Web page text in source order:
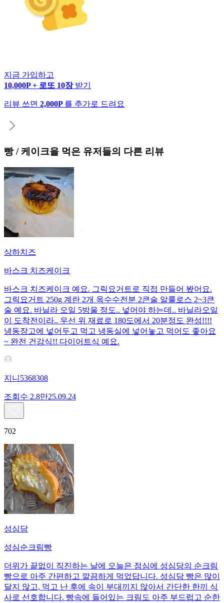
지금 가입하고
10,000P + 로또 10장 받기
리뷰 쓰면 2,000P 를 추가로 드려요
빵 / 케이크을 먹은 유저들의 다른 리뷰
상하치즈
바스크 치즈케이크
바스크 치즈케이크 예요. 그릭요거트로 직접 만들어 봤어요.
그릭요거트 250g 계란 2개 옥수수전분 2큰술 알룰로스 2~3큰
술 예요. 바닐라 오일 5방울 정도.. 넣어야 하는데.. 바닐라오일
이 도착전이라.. 우선 위 재료로 180도에서 20분정도 완성!!!!
냉동장고에 넣어두고 먹고 냉동실에 넣어놓고 먹어도 좋아요
~ 완전 건강식!! 다이어트식 예요.
지니5368308
조회수 2.8만25.09.24
702
성심당
성심순크림빵
더위가 끝없이 직진하는 날에 오늘은 점심에 성심당의 순크림
빵으로 아주 간편하고 깔끔하게 먹었답니다. 성심당 빵은 많이
달지 않고, 먹고 난 후에 속이 부대끼지 않아서 간단한 한끼 식
사로 선호합니다. 빵속에 들어있는 크림도 아주 부드럽고 순한